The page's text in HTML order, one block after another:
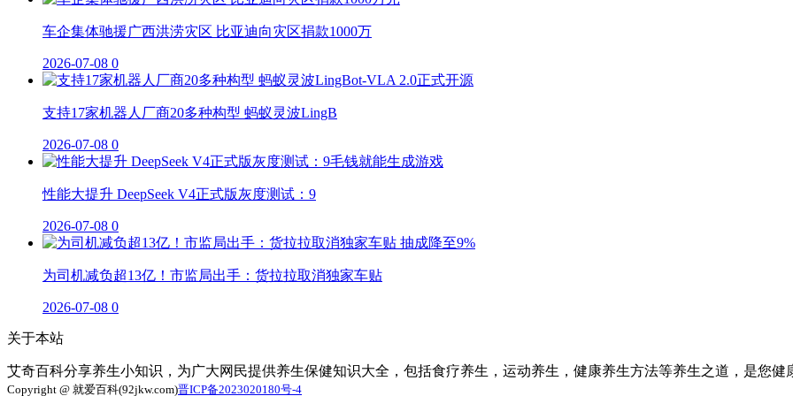
车企集体驰援广西洪涝灾区 比亚迪向灾区捐款1000万
2026-07-08 0
支持17家机器人厂商20多种构型 蚂蚁灵波LingB
2026-07-08 0
性能大提升 DeepSeek V4正式版灰度测试：9
2026-07-08 0
为司机减负超13亿！市监局出手：货拉拉取消独家车贴
2026-07-08 0
关于本站
艾奇百科分享养生小知识，为广大网民提供养生保健知识大全，包括食疗养生，运动养生，健康养生方法等养生之道，是您健
Copyright @ 就爱百科(92jkw.com)晋ICP备2023020180号-4